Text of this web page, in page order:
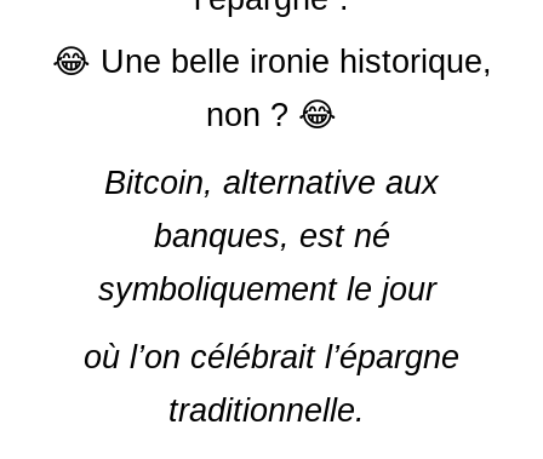
😂 Une belle ironie historique,
non ? 😂
Bitcoin, alternative aux
banques, est né
symboliquement le jour
où l’on célébrait l’épargne
traditionnelle.